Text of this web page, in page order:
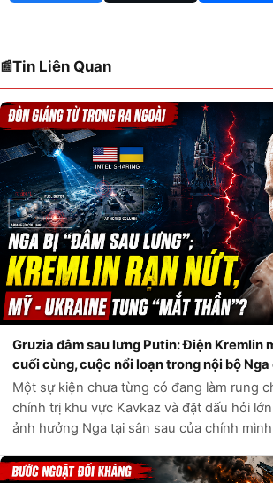
Tin Liên Quan
Gruzia đâm sau lưng Putin: Điện Kremlin
cuối cùng, cuộc nổi loạn trong nội bộ Nga
Một sự kiện chưa từng có đang làm rung
chính trị khu vực Kavkaz và đặt dấu hỏi
ảnh hưởng Nga tại sân sau của chính
bàn cờ địa chín...